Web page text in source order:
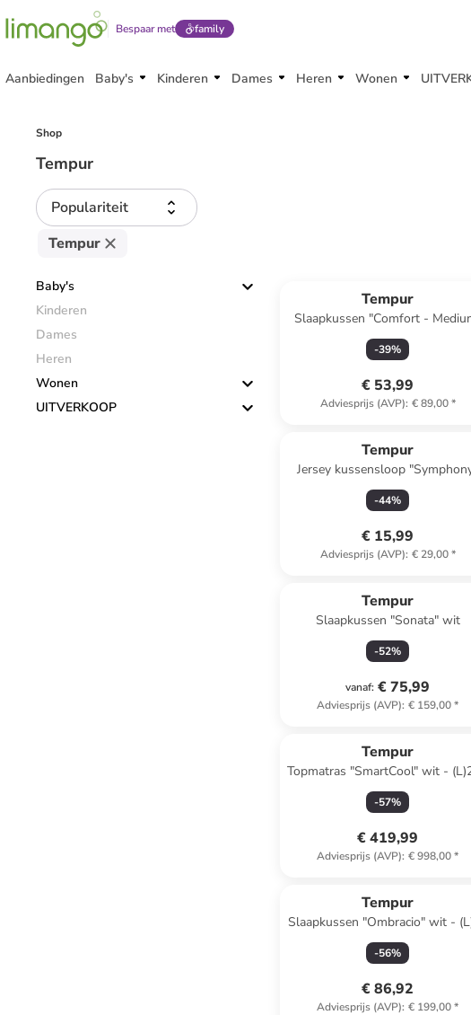
Bespaar met family
Aanbiedingen Baby's Kinderen Dames Heren Wonen
Shop
Tempur
Populariteit
Tempur
Baby's
Kinderen
Dames
Heren
Wonen
UITVERKOOP
Tempur
Slaapkussen "Comfort -
wit - (L)40 x (B)80 cm
-39%
€ 53,99
Adviesprijs (AVP): € 89,00*
Tempur
Jersey kussensloop
beige - (L)63 x (B)43 cm
-44%
€ 15,99
Adviesprijs (AVP): € 29,00*
Tempur
Slaapkussen "Sonata" wit
-52%
vanaf: € 75,99
Adviesprijs (AVP): € 159,00*
Tempur
Topmatras "SmartCool" wit -
x (B)90 cm
-57%
€ 419,99
Adviesprijs (AVP): € 998,00*
Tempur
Slaapkussen "Ombracio" wit -
x (B)60 cm
-56%
€ 86,92
Adviesprijs (AVP): € 199,00*